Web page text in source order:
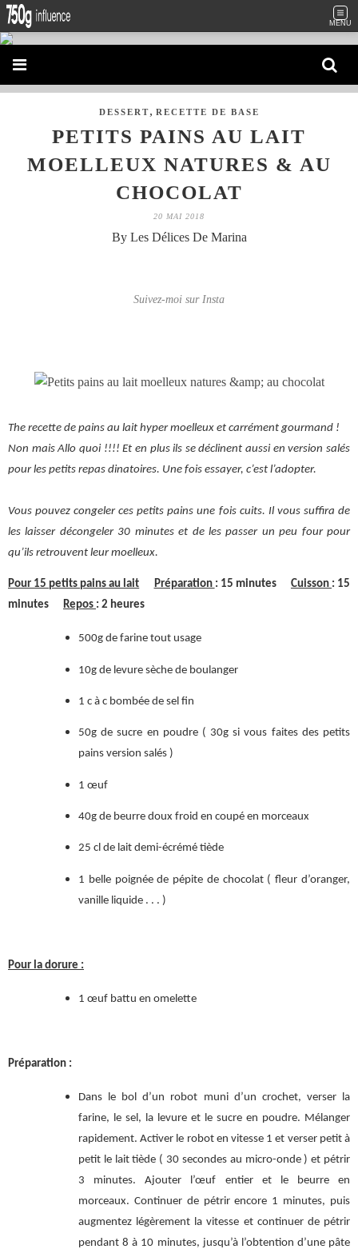
MENU
DESSERT, RECETTE DE BASE
PETITS PAINS AU LAIT
MOELLEUX NATURES & AU
CHOCOLAT
20 MAI 2018
By Les Délices De Marina
Suivez-moi sur Insta
The recette de pains au lait hyper moelleux et carrément gourmand !
Non mais Allo quoi !!!! Et en plus ils se déclinent aussi en version salés
pour les petits repas dinatoires. Une fois essayer, c’est l’adopter.
Vous pouvez congeler ces petits pains une fois cuits. Il vous suffira de
les laisser décongeler 30 minutes et de les passer un peu four pour
qu’ils retrouvent leur moelleux.
Pour 15 petits pains au lait Préparation : 15 minutes Cuisson : 15
minutes Repos : 2 heures
500g de farine tout usage
10g de levure sèche de boulanger
1 c à c bombée de sel fin
50g de sucre en poudre ( 30g si vous faites des petits
pains version salés )
1 œuf
40g de beurre doux froid en coupé en morceaux
25 cl de lait demi-écrémé tiède
1 belle poignée de pépite de chocolat ( fleur d’oranger,
vanille liquide . . . )
Pour la dorure :
1 œuf battu en omelette
Préparation :
Dans le bol d’un robot muni d’un crochet, verser la
farine, le sel, la levure et le sucre en poudre. Mélanger
rapidement. Activer le robot en vitesse 1 et verser petit à
petit le lait tiède ( 30 secondes au micro-onde ) et pétrir
3 minutes. Ajouter l’œuf entier et le beurre en
morceaux. Continuer de pétrir encore 1 minutes, puis
augmentez légèrement la vitesse et continuer de pétrir
pendant 8 à 10 minutes, jusqu’à l’obtention d’une pâte